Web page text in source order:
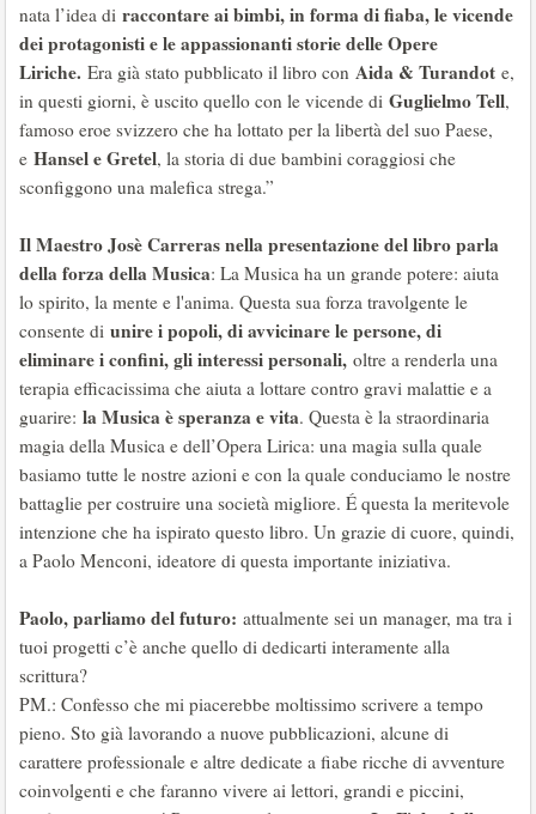
nata l’idea di raccontare ai bimbi, in forma di fiaba, le vicende
dei protagonisti e le appassionanti storie delle Opere
Liriche. Era già stato pubblicato il libro con Aida & Turandot e,
in questi giorni, è uscito quello con le vicende di Guglielmo Tell,
famoso eroe svizzero che ha lottato per la libertà del suo Paese,
e Hansel e Gretel, la storia di due bambini coraggiosi che
sconfiggono una malefica strega.”
Il Maestro Josè Carreras nella presentazione del libro parla
della forza della Musica: La Musica ha un grande potere: aiuta
lo spirito, la mente e l'anima. Questa sua forza travolgente le
consente di unire i popoli, di avvicinare le persone, di
eliminare i confini, gli interessi personali, oltre a renderla una
terapia efficacissima che aiuta a lottare contro gravi malattie e a
guarire: la Musica è speranza e vita. Questa è la straordinaria
magia della Musica e dell’Opera Lirica: una magia sulla quale
basiamo tutte le nostre azioni e con la quale conduciamo le nostre
battaglie per costruire una società migliore. É questa la meritevole
intenzione che ha ispirato questo libro. Un grazie di cuore, quindi,
a Paolo Menconi, ideatore di questa importante iniziativa.
Paolo, parliamo del futuro: attualmente sei un manager, ma tra i
tuoi progetti c’è anche quello di dedicarti interamente alla
scrittura?
PM.: Confesso che mi piacerebbe moltissimo scrivere a tempo
pieno. Sto già lavorando a nuove pubblicazioni, alcune di
carattere professionale e altre dedicate a fiabe ricche di avventure
coinvolgenti e che faranno vivere ai lettori, grandi e piccini,